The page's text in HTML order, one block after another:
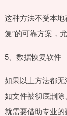
这种方法不受本
复”的可靠方案，
5、数据恢复软件
如果以上方法都无
如文件被彻底删除
就需要借助专业